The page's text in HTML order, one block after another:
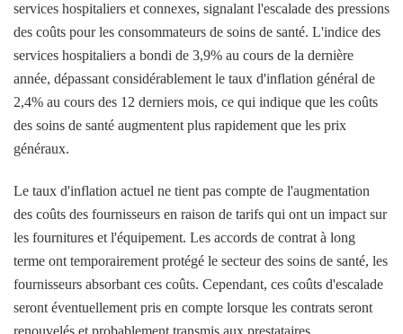
services hospitaliers et connexes, signalant l'escalade des pressions
des coûts pour les consommateurs de soins de santé. L'indice des
services hospitaliers a bondi de 3,9% au cours de la dernière
année, dépassant considérablement le taux d'inflation général de
2,4% au cours des 12 derniers mois, ce qui indique que les coûts
des soins de santé augmentent plus rapidement que les prix
généraux.
Le taux d'inflation actuel ne tient pas compte de l'augmentation
des coûts des fournisseurs en raison de tarifs qui ont un impact sur
les fournitures et l'équipement. Les accords de contrat à long
terme ont temporairement protégé le secteur des soins de santé, les
fournisseurs absorbant ces coûts. Cependant, ces coûts d'escalade
seront éventuellement pris en compte lorsque les contrats seront